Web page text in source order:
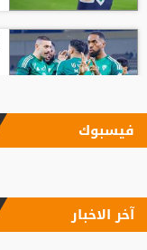
فيسبوك
آخر الاخبار